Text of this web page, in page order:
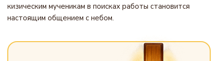
кизическим мученикам в поисках работы становится
настоящим общением с небом.